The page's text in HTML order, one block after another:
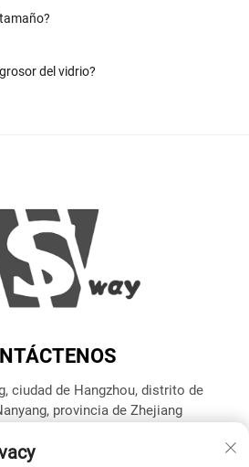
del vidrio?
ciudad de Hangzhou, distrito de
provincia de Zhejiang